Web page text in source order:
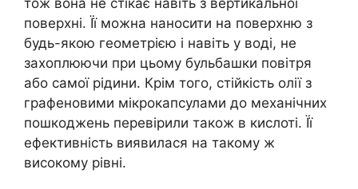
поверхні. Її можна наносити на поверхню з
будь-якою геометрією і навіть у воді, не
захоплюючи при цьому бульбашки повітря
або самої рідини. Крім того, стійкість олії з
графеновими мікрокапсулами до механічних
пошкоджень перевірили також в кислоті. Її
ефективність виявилася на такому ж
високому рівні.